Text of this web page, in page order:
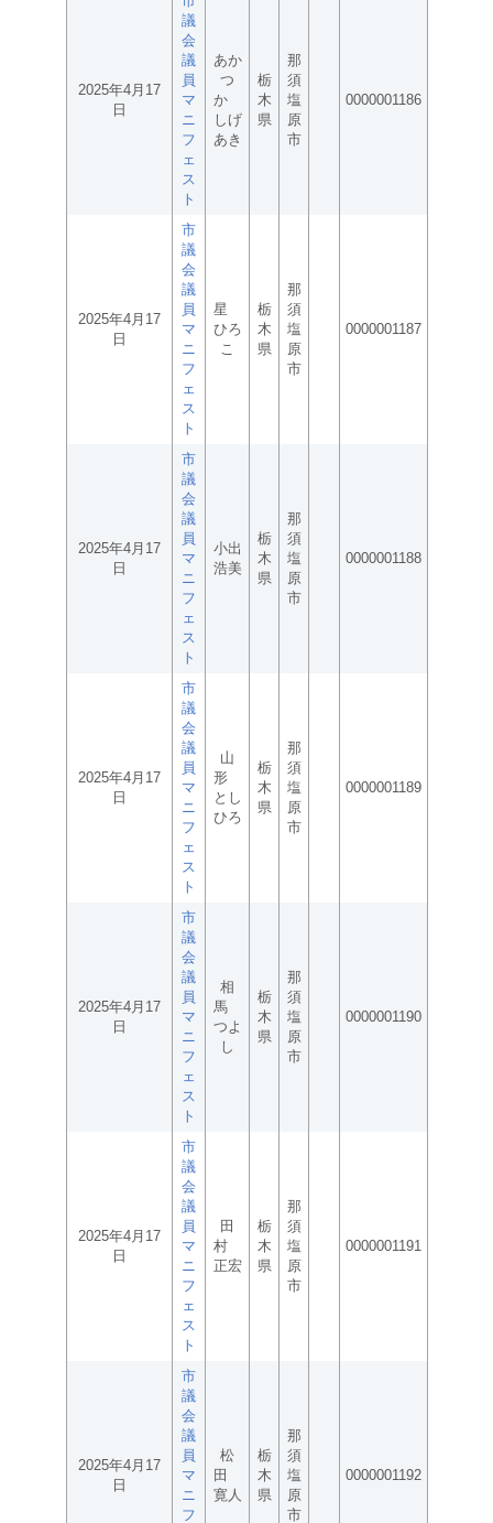
2025年4月17
日
議
会
議
員
マ
ニ
フ
ェ
ス
ト
あか
つ
か
しげ
あき
栃
木
県
那
須
塩
原
市
0000001186
2025年4月17
日
市
議
会
議
員
マ
ニ
フ
ェ
ス
ト
星
ひろ
こ
栃
木
県
那
須
塩
原
市
0000001187
2025年4月17
日
市
議
会
議
員
マ
ニ
フ
ェ
ス
ト
小出
浩美
栃
木
県
那
須
塩
原
市
0000001188
2025年4月17
日
市
議
会
議
員
マ
ニ
フ
ェ
ス
ト
山
形
とし
ひろ
栃
木
県
那
須
塩
原
市
0000001189
2025年4月17
日
市
議
会
議
員
マ
ニ
フ
ェ
ス
ト
相
馬
つよ
し
栃
木
県
那
須
塩
原
市
0000001190
2025年4月17
日
市
議
会
議
員
マ
ニ
フ
ェ
ス
ト
田
村
正宏
栃
木
県
那
須
塩
原
市
0000001191
2025年4月17
日
市
議
会
議
員
マ
ニ
フ
松
田
寛人
栃
木
県
那
須
塩
原
市
0000001192